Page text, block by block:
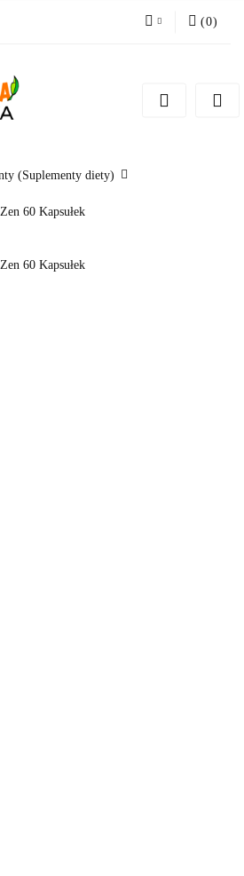
Zarejestruj się
(0)
(Suplementy diety)
60 Kapsułek
60 Kapsułek